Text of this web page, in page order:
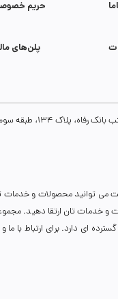
حریم
پلن‌های
واحد 18، پلت فرم مای لیست
توانید محصولات و خدمات
و خدمات تان ارتقا دهید.
ای دارد. برای ارتباط با ما